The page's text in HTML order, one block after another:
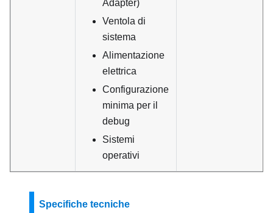
Adapter)
Ventola di
sistema
Alimentazione
elettrica
Configurazione
minima per il
debug
Sistemi
operativi
Specifiche tecniche